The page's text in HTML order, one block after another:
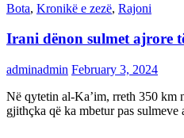
Bota, Kronikë e zezë, Rajoni
Irani dënon sulmet ajrore
adminadmin February 3, 2024
Në qytetin al-Ka’im, rreth 350 km
gjithçka që ka mbetur pas